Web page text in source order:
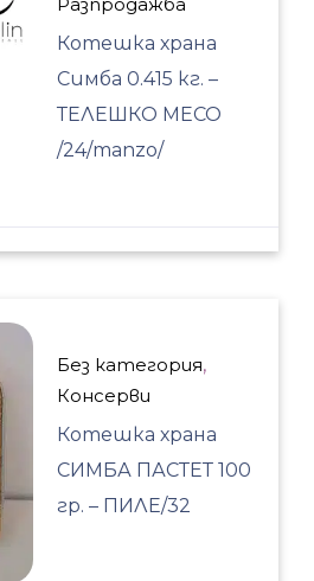
Котешка храна
Симба 0.415 кг. –
ТЕЛЕШКО МЕСО
/24/manzo/
Без категория,
Консерви
Котешка храна
СИМБА ПАСТЕТ 100
гр. – ПИЛЕ/32